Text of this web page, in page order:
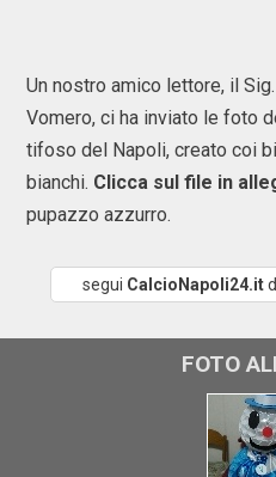
Un nostro amico lettore, il
Vomero, ci ha inviato le foto
tifoso del Napoli, creato coi
bianchi. Clicca sul file in
pupazzo azzurro.
segui CalcioNapoli24.it
FOTO